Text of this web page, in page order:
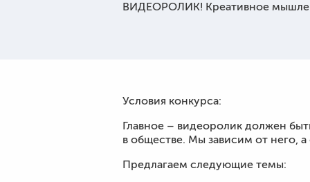
ВИДЕОРОЛИК! Креативное
Условия конкурса:
Главное – видеоролик должен
в обществе. Мы зависим от него,
Предлагаем следующие темы: